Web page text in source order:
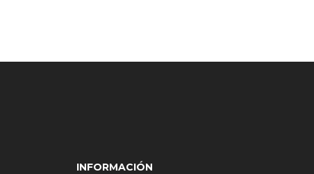
INFORMACIÓN